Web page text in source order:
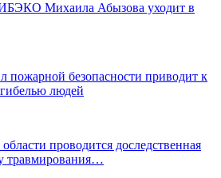
Михаила Абызова уходит в
пожарной безопасности приводит к
людей
проводится доследственная
травмирования…